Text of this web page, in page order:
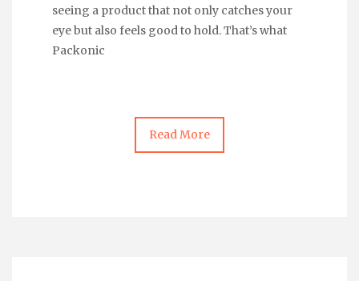
seeing a product that not only catches your
eye but also feels good to hold. That’s what
Packonic
Read More